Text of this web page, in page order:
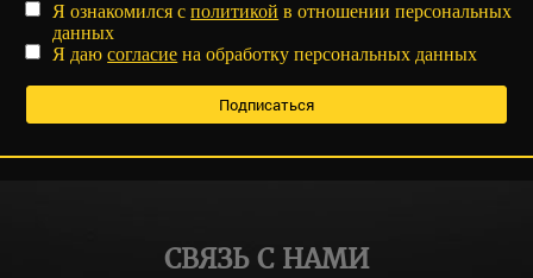
Я ознакомился сполитикой в отношении персональных
данных
Я даюсогласие на обработку персональных данных
СВЯЗЬ С НАМИ